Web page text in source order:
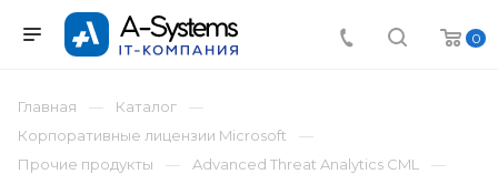
0
Главная
Каталог
Корпоративные лицензии Microsoft
Прочие продукты
Advanced Threat Analytics CML